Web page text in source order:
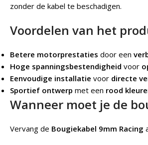
zonder de kabel te beschadigen.
Voordelen van het
Betere motorprestaties door een
Hoge spanningsbestendigheid voor
Eenvoudige installatie voor directe
Sportief ontwerp met een rood
Wanneer moet je de
Vervang de Bougiekabel 9mm Racing